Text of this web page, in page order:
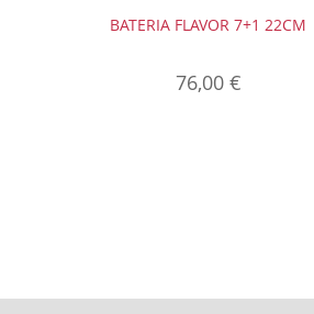
BATERIA FLAVOR 7+1 22CM
76,00 €